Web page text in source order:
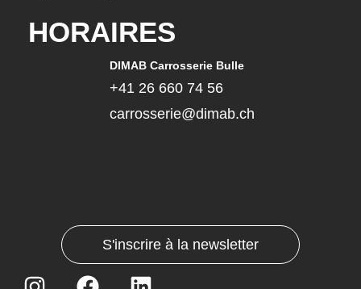
HORAIRES
DIMAB Carrosserie Bulle
+41 26 660 74 56
carrosserie@dimab.ch
S'inscrire à la newsletter